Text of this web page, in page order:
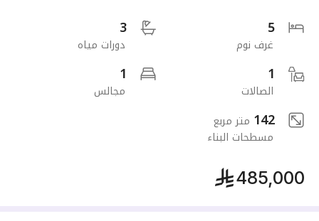
5
غرف نوم
3
دورات مياه
1
الصالات
1
مجالس
142 متر مربع
مسطحات البناء
485,000